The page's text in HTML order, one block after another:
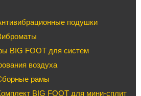
подушки
BIG FOOT для систем
воздуха
рамы
BIG FOOT для мини-сплит